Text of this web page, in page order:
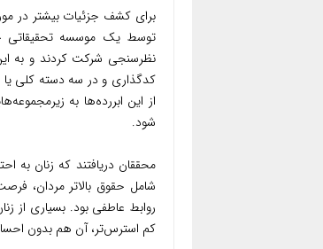
برای کشف جزئیات بیشتر در
نظرسنجی شرکت کردند و به
کدگذاری و در سه دسته کلی
از این ابررده‌ها به
شود.
محققان دریافتند که زنان به
شامل حقوق بالاتر مردان،
روابط عاطفی بود. بسیاری از
کم استرس‌تر، آن هم بدون